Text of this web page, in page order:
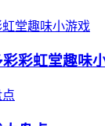
彩虹堂趣味